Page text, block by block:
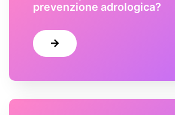
prevenzione adrologica?